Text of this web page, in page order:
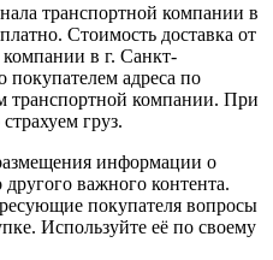
транспортной компании в
Стоимость доставка от
в г. Санкт-
покупателем адреса по
транспортной компании. При
груз.
информации о
важного контента.
покупателя вопросы
Используйте её по своему